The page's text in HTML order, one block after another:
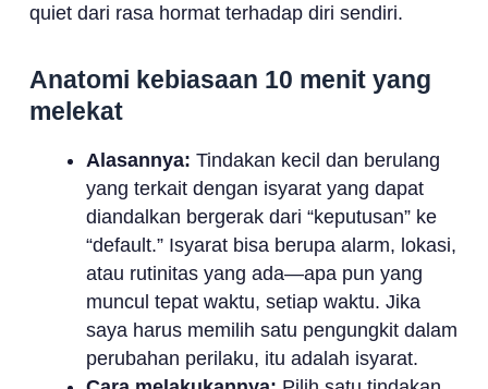
quiet dari rasa hormat terhadap diri sendiri.
Anatomi kebiasaan 10 menit yang
melekat
Alasannya: Tindakan kecil dan berulang
yang terkait dengan isyarat yang dapat
diandalkan bergerak dari “keputusan” ke
“default.” Isyarat bisa berupa alarm, lokasi,
atau rutinitas yang ada—apa pun yang
muncul tepat waktu, setiap waktu. Jika
saya harus memilih satu pengungkit dalam
perubahan perilaku, itu adalah isyarat.